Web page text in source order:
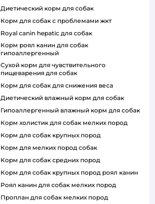
диетический корм для собак
корм для собак с проблемами жкт
royal canin hepatic для собак
корм роял канин для собак
гипоаллергенный
сухой корм для чувствительного
пищеварения для собак
корм для собак для снижения веса
диетический влажный корм для собак
гипоаллергенный влажный корм для собак
корм холистик для собак мелких пород
корм для собак крупных пород
корм для мелких пород собак
корм для собак средних пород
корм для собак крупных пород роял канин
роял канин для собак мелких пород
проплан для собак мелких пород